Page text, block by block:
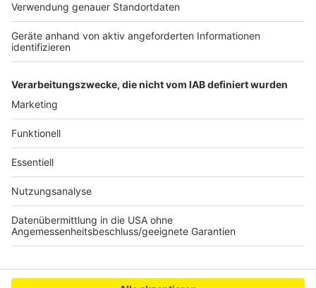
Prügelattacke in Frechen: Zeugen gesucht
Pulheim: 85 neue Feldhamster für den
Artenschutz ausgesetzt
Wesseling erhöht Grund- und Hundesteuer
Anzeige
Anzeige